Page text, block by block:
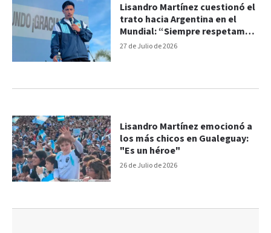
27 de Julio de 2026
Lisandro Martínez cuestionó el
trato hacia Argentina en el
Mundial: “Siempre respetamos
al rival”
26 de Julio de 2026
Lisandro Martínez emocionó a
los más chicos en Gualeguay:
"Es un héroe"